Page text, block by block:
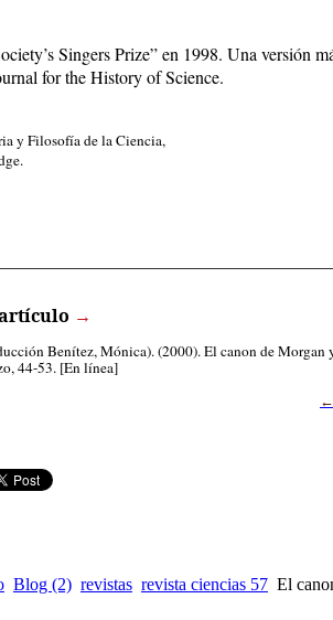
Singers Prize” en 1998. Una versión
for the History of Science.
y Filosofía de la Ciencia,
→
Benítez, Mónica). (2000). El canon de Morgan
44-53. [En línea]
Blog (2) revistas revista ciencias 57 El